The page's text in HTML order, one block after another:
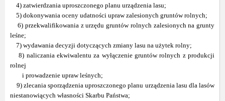
4) zatwierdzania uproszczonego planu urządzenia lasu;
5) dokonywania oceny udatności upraw zalesionych gruntów rolnych;
6) przekwalifikowania z urzędu gruntów rolnych zalesionych na grunty
leśne;
7) wydawania decyzji dotyczących zmiany lasu na użytek rolny;
8) naliczania ekwiwalentu za wyłączenie gruntów rolnych z produkcji
rolnej
i prowadzenie upraw leśnych;
9) zlecania sporządzenia uproszczonego planu urządzenia lasu dla lasów
niestanowiących własności Skarbu Państwa;